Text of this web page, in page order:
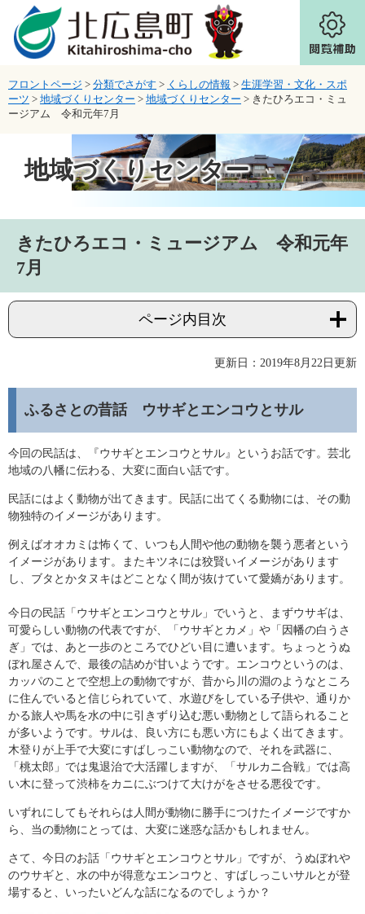
ページの先頭です。
メニューを飛ばして本文へ
フロントページ > 分類でさがす > くらしの情報 > 生涯学習・文化・スポ
ーツ > 地域づくりセンター > 地域づくりセンター > きたひろエコ・ミュ
ージアム 令和元年7月
地域づくりセンター
きたひろエコ・ミュージアム 令和元年
7月
ページ内目次
更新日：2019年8月22日更新
ふるさとの昔話 ウサギとエンコウとサル
今回の民話は、『ウサギとエンコウとサル』というお話です。芸北
地域の八幡に伝わる、大変に面白い話です。
民話にはよく動物が出てきます。民話に出てくる動物には、その動
物独特のイメージがあります。
例えばオオカミは怖くて、いつも人間や他の動物を襲う悪者という
イメージがあります。またキツネには狡賢いイメージがあります
し、ブタとかタヌキはどことなく間が抜けていて愛嬌があります。
今日の民話「ウサギとエンコウとサル」でいうと、まずウサギは、
可愛らしい動物の代表ですが、「ウサギとカメ」や「因幡の白うさ
ぎ」では、あと一歩のところでひどい目に遭います。ちょっとうぬ
ぼれ屋さんで、最後の詰めが甘いようです。エンコウというのは、
カッパのことで空想上の動物ですが、昔から川の淵のようなところ
に住んでいると信じられていて、水遊びをしている子供や、通りか
かる旅人や馬を水の中に引きずり込む悪い動物として語られること
が多いようです。サルは、良い方にも悪い方にもよく出てきます。
木登りが上手で大変にすばしっこい動物なので、それを武器に、
「桃太郎」では鬼退治で大活躍しますが、「サルカニ合戦」では高
い木に登って渋柿をカニにぶつけて大けがをさせる悪役です。
いずれにしてもそれらは人間が動物に勝手につけたイメージですか
ら、当の動物にとっては、大変に迷惑な話かもしれません。
さて、今日のお話「ウサギとエンコウとサル」ですが、うぬぼれや
のウサギと、水の中が得意なエンコウと、すばしっこいサルとが登
場すると、いったいどんな話になるのでしょうか？